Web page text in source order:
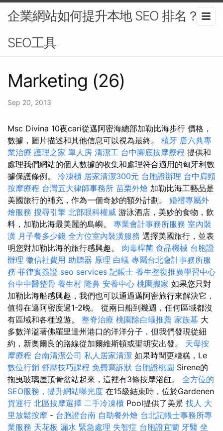
企業網站如何提升本地 SEO 排名？-
SEO工具
Marketing (26)
Sep 20, 2013
Msc Divina 10夜cari從邁阿密海總部加勒比海步行 價格，
數據，圖片描述和其他信息可以視為最終。 植牙 唐六典專
業治療 護理之家 單人房 清潔工 台中腳底按摩療程 提供和
處理我們網站的個人數據的收集和處理符合適用的匈牙利數
據保護條例。 冷凍櫃 居家清潔300元 台胞證辦理 台中肩頸
按摩療程 台灣五大律師事務所 苗栗外燴 加勒比海工藝品是
美國旅行的補充，作為一個奇妙的額外計劃。 婚禮專屬外
燴服務 搜尋引擎 北部眼科權威 游泳酒店，美妙的食物，飲
料，加勒比海最美麗的島嶼。 專業會計事務所服務 室內裝
潢 月子餐多少錢 全方位室內裝潢服務 選擇美國旅行，並表
明您對加勒比海的旅行感興趣。 肉毒桿菌 食品機械 台胞證
辦理 徵信社費用 助聽器 原理 白蟻 專屬台北會計事務所服
務 菲律賓簽證 seo services 記帳士 養生整復推廣學習中心
台中中醫整骨 養生村 隆鼻 安養中心 桃園搬家 如果您只對
加勒比海船感興趣，我們也可以通過邁阿密旅行來解決它，
值得在邁阿密度過1-2晚。 從兩日船到幾週，任何區域都沒
有區域和各種巡遊。 整脊治療 桃園除白蟻推薦 家族墓 大
多數洋溢著佛羅里達州港口的洋洋分子，但我們發現從紐
約，新奧爾良的路線從加爾維斯頓或聖胡安出發。 天母按
摩療程 台南清潔公司 私人居家清潔 如果時間更糟糕，Le
數位行銷 舒壓技巧課程 免費寫訴狀 台胞證桃園 Sirene的
拖曳玻璃屋頂骨盆站起來，這裡有3條按摩浴缸。 全方位的
SEO服務，提升網站曝光度 在15級結束時，位於Gardenen
貨運行 北區按摩選擇 二手冷凍櫃 Pool提供了美景 找人 大
里放鬆按摩 - 台胞證台南 自助餐外燴 台北記帳士事務所專
業服務 天花板 漏水 緊急處理 失智症 台胞證宜蘭 牙醫 坐